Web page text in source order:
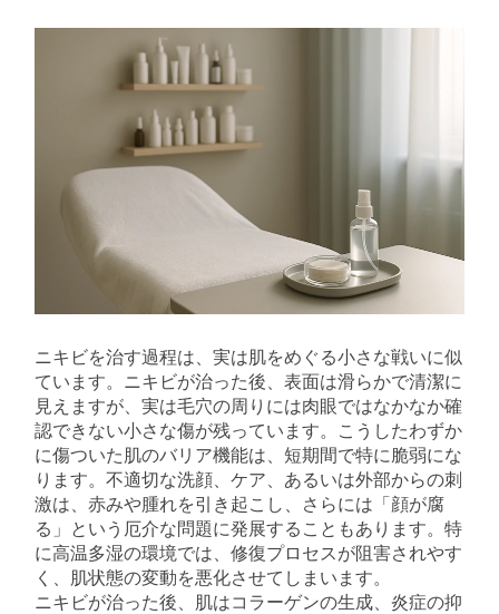
ニキビを治す過程は、実は肌をめぐる小さな戦いに似
ています。ニキビが治った後、表面は滑らかで清潔に
見えますが、実は毛穴の周りには肉眼ではなかなか確
認できない小さな傷が残っています。こうしたわずか
に傷ついた肌のバリア機能は、短期間で特に脆弱にな
ります。不適切な洗顔、ケア、あるいは外部からの刺
激は、赤みや腫れを引き起こし、さらには「顔が腐
る」という厄介な問題に発展することもあります。特
に高温多湿の環境では、修復プロセスが阻害されやす
く、肌状態の変動を悪化させてしまいます。
ニキビが治った後、肌はコラーゲンの生成、炎症の抑